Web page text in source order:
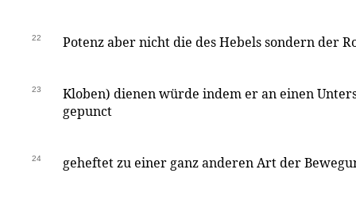
22 Potenz aber nicht die des Hebels sondern der
23
Kloben) dienen würde indem er an einen
gepunct
24 geheftet zu einer ganz anderen Art der